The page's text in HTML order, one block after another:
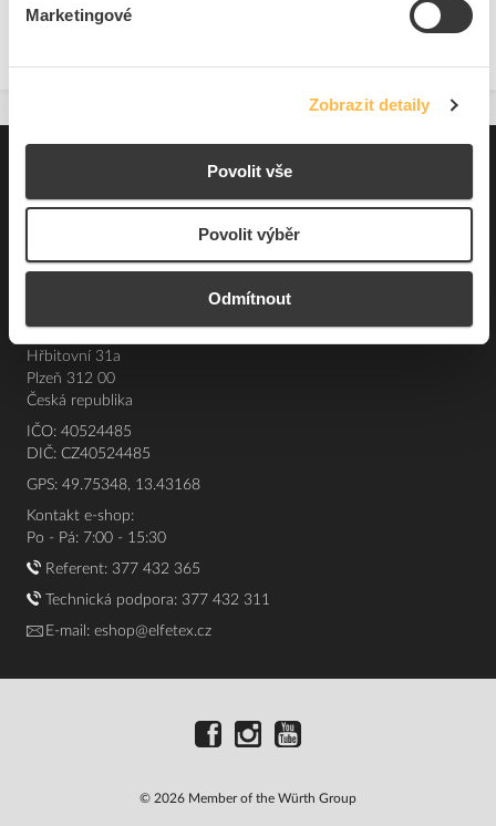
Marketingové
Zobrazit detaily
Povolit vše
Povolit výběr
Odmítnout
Zobrazit
Souhrn podmínek
O nás
Hřbitovní 31a
Plzeň 312 00
Česká republika
IČO: 40524485
DIČ: CZ40524485
GPS: 49.75348, 13.43168
Kontakt e-shop:
Po - Pá: 7:00 - 15:30
Referent: 377 432 365
Technická podpora: 377 432 311
E-mail: eshop@elfetex.cz
© 2026 Member of the Würth Group